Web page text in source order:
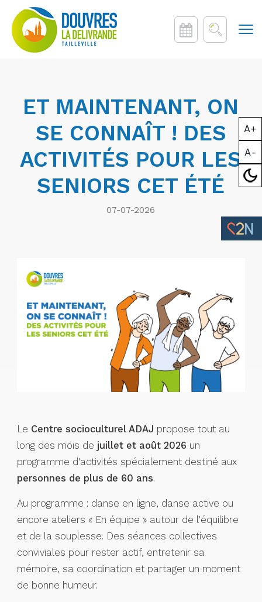
ET MAINTENANT, ON
SE CONNAÎT ! DES
ACTIVITÉS POUR LES
SENIORS CET ÉTÉ
07-07-2026
Le Centre socioculturel ADAJ propose tout au
long des mois de juillet et août 2026 un
programme d'activités spécialement destiné aux
personnes de plus de 60 ans.
Au programme : danse en ligne, danse active ou
encore ateliers « En équipe » autour de l'équilibre
et de la souplesse. Des séances collectives
conviviales pour rester actif, entretenir sa
mémoire, sa coordination et partager un moment
de bonne humeur.
A+
A-